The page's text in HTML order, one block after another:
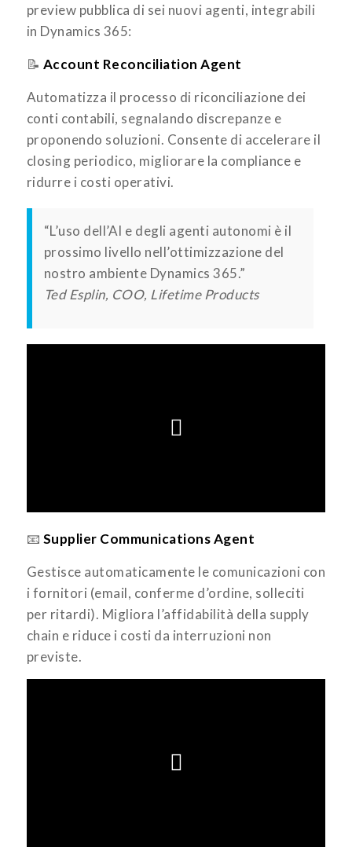
preview pubblica di sei nuovi agenti, integrabili
in Dynamics 365:
📝 Account Reconciliation Agent
Automatizza il processo di riconciliazione dei
conti contabili, segnalando discrepanze e
proponendo soluzioni. Consente di accelerare il
closing periodico, migliorare la compliance e
ridurre i costi operativi.
“L’uso dell’AI e degli agenti autonomi è il
prossimo livello nell’ottimizzazione del
nostro ambiente Dynamics 365.”
Ted Esplin, COO, Lifetime Products
📧 Supplier Communications Agent
Gestisce automaticamente le comunicazioni con
i fornitori (email, conferme d’ordine, solleciti
per ritardi). Migliora l’affidabilità della supply
chain e riduce i costi da interruzioni non
previste.